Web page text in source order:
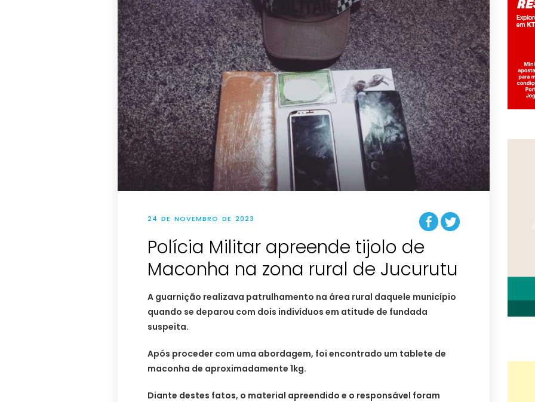
24 DE NOVEMBRO DE 2023
Polícia Militar apreende tijolo de
Maconha na zona rural de Jucurutu
A guarnição realizava patrulhamento na área rural daquele município
quando se deparou com dois indivíduos em atitude de fundada
suspeita.
Após proceder com uma abordagem, foi encontrado um tablete de
maconha de aproximadamente 1kg.
Diante destes fatos, o material apreendido e o responsável foram